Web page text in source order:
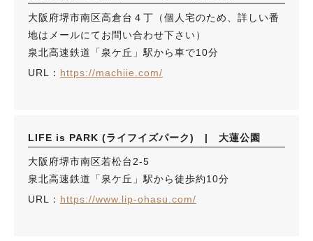
大阪府堺市南区高倉台４丁（個人宅のため、詳しい番
地はメールにてお問い合わせ下さい）
泉北高速鉄道「泉ケ丘」駅から車で10分
URL： https://machiie.com/
LIFE is PARK (ライフイズパーク) | 大蓮公園
大阪府堺市南区若松台2-5
泉北高速鉄道「泉ケ丘」駅から徒歩約10分
URL： https://www.lip-ohasu.com/